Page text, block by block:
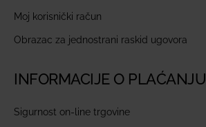
Moj korisnički račun
Obrazac za jednostrani raskid ugovora
INFORMACIJE O PLAĆANJU
Sigurnost on-line trgovine